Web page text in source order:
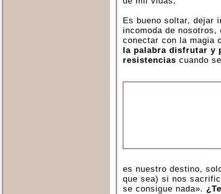
Es bueno soltar, dejar
incomoda de
conectar con la magia
la palabra disfrutar y
resistencias cuando
es nuestro destino,
que sea) si nos
se consigue nada».